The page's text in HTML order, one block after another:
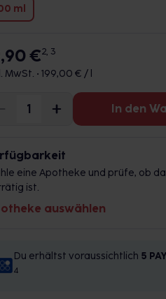
ml
€2, 3
MwSt. • 199,00 € / l
In den
eine Apotheke und prüfe, ob
ist.
auswählen
Du erhältst voraussichtlich 5
4